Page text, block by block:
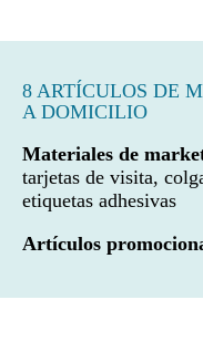
8 ARTÍCULOS DE
A DOMICILIO
Materiales de
tarjetas de visita,
etiquetas adhesivas
Artículos